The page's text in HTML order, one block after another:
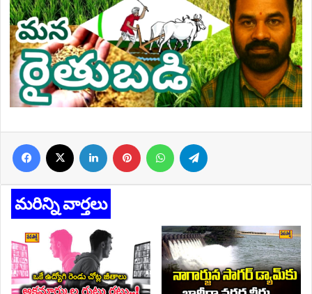
Facebook LinkedIn Pinterest WhatsApp
మరిన్ని వార్తలు